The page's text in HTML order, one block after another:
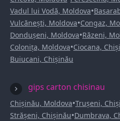
Vadul lui Vodă, Moldova•
Vulcănești, Moldova•Congaz,
Dondușeni, Moldova•Răzeni,
Colonița, Moldova•Ciocana,
Buiucani, Chișinău
gips carton chisinau
Chișinău, Moldova•Trușeni,
Strășeni, Chișinău•Dumbrava,